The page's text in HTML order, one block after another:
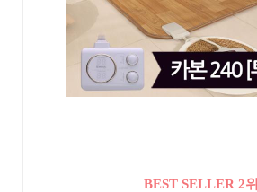
BEST SELLER 2위